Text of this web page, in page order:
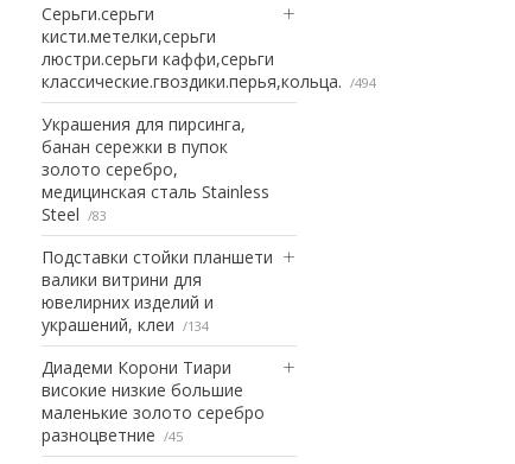
Серьги.серьги
кисти.метелки,серьги
люстри.серьги каффи,серьги
классические.гвоздики.перья,кольца.
494
Украшения для пирсинга,
банан сережки в пупок
золото серебро,
медицинская сталь Stainless
Steel
83
Подставки стойки планшети
валики витрини для
ювелирних изделий и
украшений, клеи
134
Диадеми Корони Тиари
високие низкие большие
маленькие золото серебро
разноцветние
45